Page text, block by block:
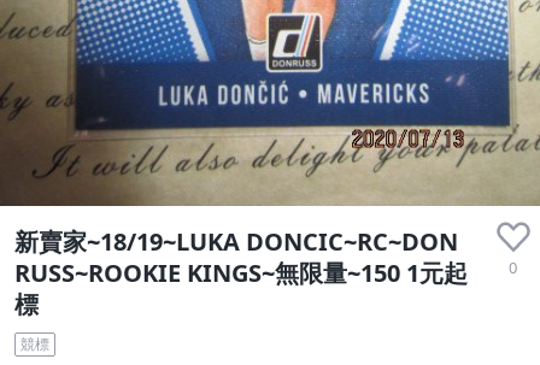
新賣家~18/19~LUKA DONCIC~RC~DON
RUSS~ROOKIE KINGS~無限量~150 1元起
標
0
競標